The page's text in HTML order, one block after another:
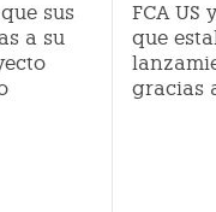
sus
a su
FCA
que
gracias